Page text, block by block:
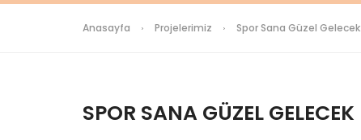
Anasayfa Projelerimiz Spor Sana Güzel Gelecek
SPOR SANA GÜZEL GELECEK